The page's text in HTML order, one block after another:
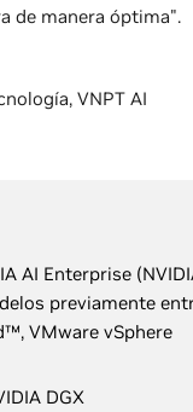
de manera óptima".
VNPT AI
AI Enterprise
previamente
VMware vSphere
DGX